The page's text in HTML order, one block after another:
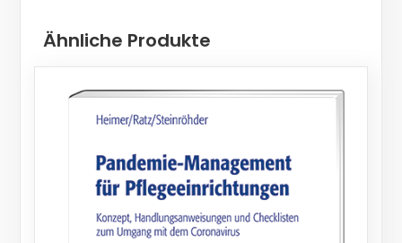
Ähnliche Produkte